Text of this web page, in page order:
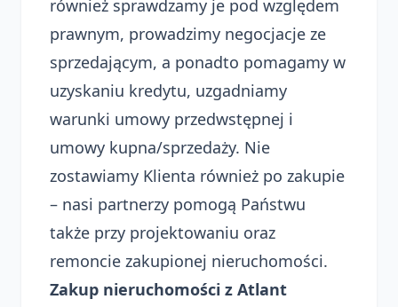
również sprawdzamy je pod względem
prawnym, prowadzimy negocjacje ze
sprzedającym, a ponadto pomagamy w
uzyskaniu kredytu, uzgadniamy
warunki umowy przedwstępnej i
umowy kupna/sprzedaży. Nie
zostawiamy Klienta również po zakupie
– nasi partnerzy pomogą Państwu
także przy projektowaniu oraz
remoncie zakupionej nieruchomości.
Zakup nieruchomości z Atlant